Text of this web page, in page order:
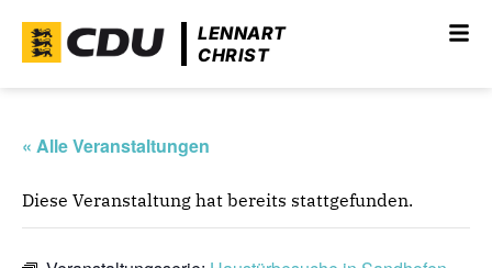
LENNART
CHRIST
« Alle Veranstaltungen
Diese Veranstaltung hat bereits stattgefunden.